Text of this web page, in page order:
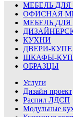
МЕБЕЛЬ ДЛЯ
ОФИСНАЯ
МЕБЕЛЬ
КУХНИ
ДВЕРИ-КУПЕ
ШКАФЫ-
ОБРАЗЦЫ
Услуги
Дизайн проект
Распил ЛДСП
Модульные